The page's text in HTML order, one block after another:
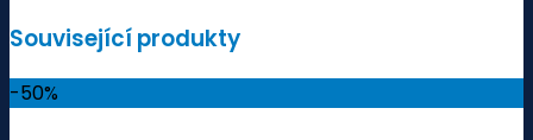
Související produkty
-50%